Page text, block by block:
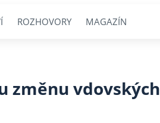
ROZHOVORY MAGAZÍN
změnu vdovských